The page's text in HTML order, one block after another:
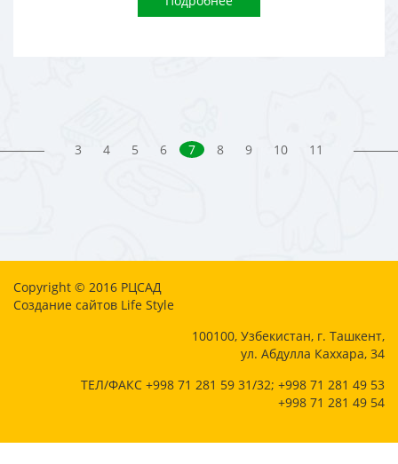
3 4 5 6 7 8 9 10 11
Copyright © 2016 РЦСАД
Создание сайтов Life Style
100100, Узбекистан, г. Ташкент,
ул. Абдулла Каххара, 34
ТЕЛ/ФАКС +998 71 281 59 31/32; +998 71 281 49 53
+998 71 281 49 54